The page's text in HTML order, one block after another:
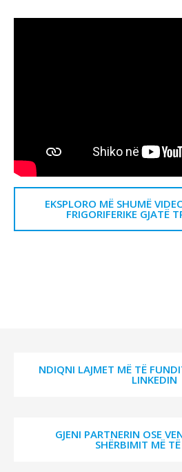
EKSPLORO MË SHUMË
FRIGORIFERIKE GJATË
NDIQNI LAJMET MË TË
LINKEDIN
GJENI PARTNERIN OSE
SHËRBIMIT MË